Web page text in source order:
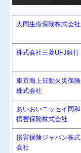
大同生命保険株式会社
株式会社三菱UFJ銀行
東京海上日動火災保険
株式会社
あいおいニッセイ同和
損害保険株式会社
損害保険ジャパン株式
会社